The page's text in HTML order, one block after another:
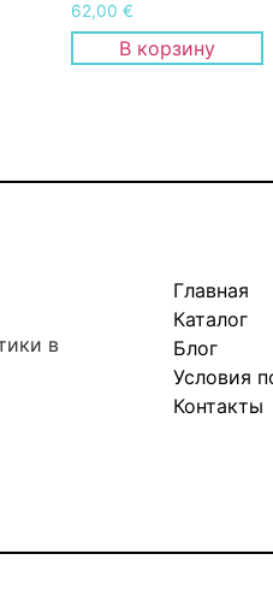
62,00 €
В корзину
в
Главная
Каталог
Блог
Условия
Контакты